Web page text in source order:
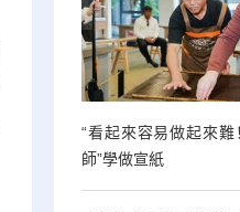
“看起來容易做起來難
師”學做宣紙